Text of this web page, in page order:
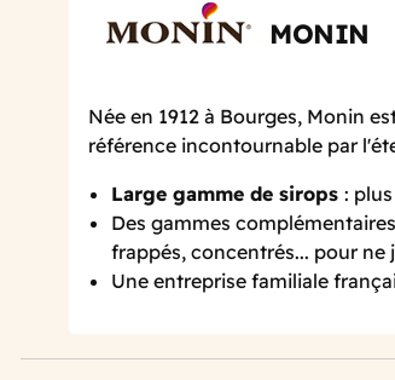
MONIN
Née en 1912 à Bourges, Monin
référence incontournable par
Large gamme de sirops:
Des gammes
frappés, concentrés... pour
Une entreprise familiale